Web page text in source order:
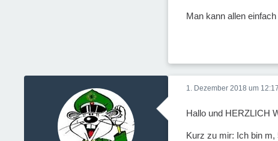
Man kann allen
1. Dezember 2018 um 12:17
Hallo und HERZLICH
Kurz zu mir: Ich bin m,